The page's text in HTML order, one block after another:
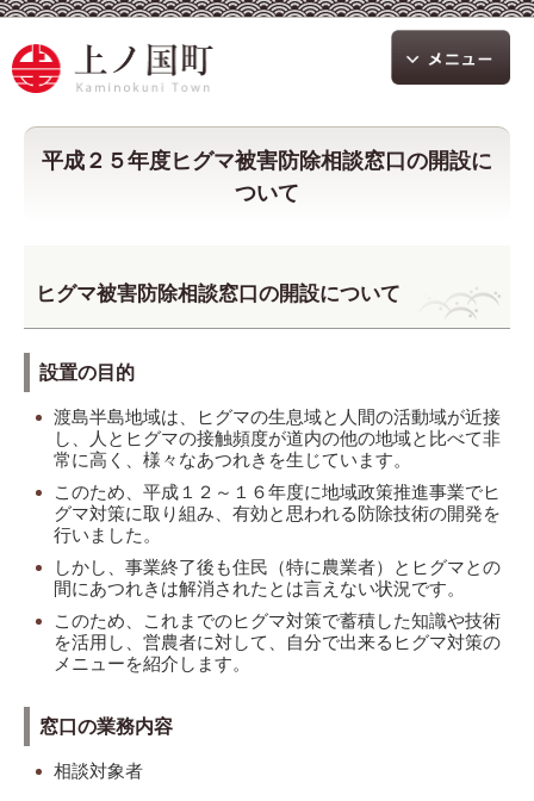
平成２５年度ヒグマ被害防除相談窓口の開設に
ついて
ヒグマ被害防除相談窓口の開設について
設置の目的
渡島半島地域は、ヒグマの生息域と人間の活動域が近接
し、人とヒグマの接触頻度が道内の他の地域と比べて非
常に高く、様々なあつれきを生じています。
このため、平成１２～１６年度に地域政策推進事業でヒ
グマ対策に取り組み、有効と思われる防除技術の開発を
行いました。
しかし、事業終了後も住民（特に農業者）とヒグマとの
間にあつれきは解消されたとは言えない状況です。
このため、これまでのヒグマ対策で蓄積した知識や技術
を活用し、営農者に対して、自分で出来るヒグマ対策の
メニューを紹介します。
窓口の業務内容
相談対象者